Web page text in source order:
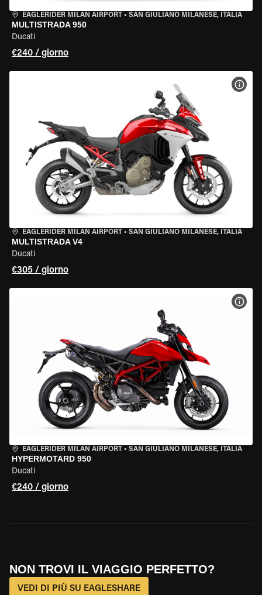
EAGLERIDER MILAN AIRPORT • SAN GIULIANO MILANESE, ITALIA
MULTISTRADA 950
Ducati
€240 / giorno
EAGLERIDER MILAN AIRPORT • SAN GIULIANO MILANESE, ITALIA
MULTISTRADA V4
Ducati
€305 / giorno
EAGLERIDER MILAN AIRPORT • SAN GIULIANO MILANESE, ITALIA
HYPERMOTARD 950
Ducati
€240 / giorno
NON TROVI IL VIAGGIO PERFETTO?
VEDI DI PIÙ SU EAGLESHARE